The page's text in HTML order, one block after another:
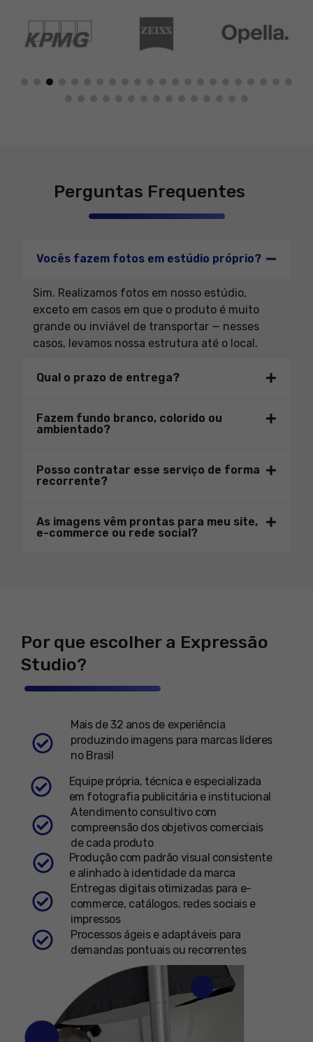
Perguntas Frequentes
Vocês fazem fotos em estúdio próprio?
Sim. Realizamos fotos em nosso estúdio,
exceto em casos em que o produto é muito
grande ou inviável de transportar — nesses
casos, levamos nossa estrutura até o local.
Qual o prazo de entrega?
Fazem fundo branco, colorido ou
ambientado?
Posso contratar esse serviço de forma
recorrente?
As imagens vêm prontas para meu site,
e-commerce ou rede social?
Por que escolher a Expressão
Studio?
Mais de 32 anos de experiência
produzindo imagens para marcas líderes
no Brasil
Equipe própria, técnica e especializada
em fotografia publicitária e institucional
Atendimento consultivo com
compreensão dos objetivos comerciais
de cada produto
Produção com padrão visual consistente
e alinhado à identidade da marca
Entregas digitais otimizadas para e-
commerce, catálogos, redes sociais e
impressos
Processos ágeis e adaptáveis para
demandas pontuais ou recorrentes
Marketing
personalizadas.